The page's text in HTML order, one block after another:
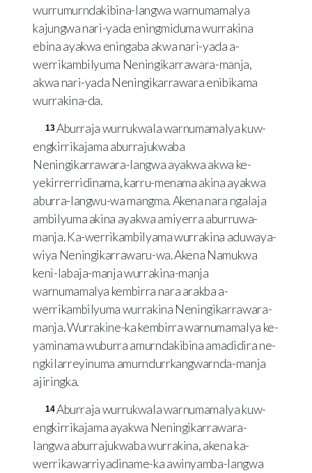
wurrumurndakibina-langwa warnumamalya
kajungwa nari-yada eningmiduma wurrakina
ebina ayakwa eningaba akwa nari-yada a-
werrikambilyuma Neningikarrawara-manja,
akwa nari-yada Neningikarrawara enibikama
wurrakina-da.
13Aburraja wurrukwala warnumamalya kuw-
engkirrikajama aburrajukwaba
Neningikarrawara-langwa ayakwa akwa ke-
yekirrerridinama, karru-menama akina ayakwa
aburra-langwu-wa mangma. Akena nara ngalaja
ambilyuma akina ayakwa amiyerra aburruwa-
manja. Ka-werrikambilyama wurrakina aduwaya-
wiya Neningikarrawaru-wa. Akena Namukwa
keni-labaja-manja wurrakina-manja
warnumamalya kembirra nara arakba a-
werrikambilyuma wurrakina Neningikarrawara-
manja. Wurrakine-ka kembirra warnumamalya ke-
yaminama wuburra amurndakibina amadidira ne-
ngkilarreyinuma amurndurrkangwarnda-manja
ajiringka.
14Aburraja wurrukwala warnumamalya kuw-
engkirrikajama ayakwa Neningikarrawara-
langwa aburrajukwaba wurrakina, akena ka-
werrikawarriyadiname-ka awinyamba-langwa